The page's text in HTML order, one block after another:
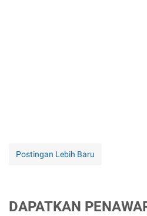
Postingan Lebih Baru
DAPATKAN